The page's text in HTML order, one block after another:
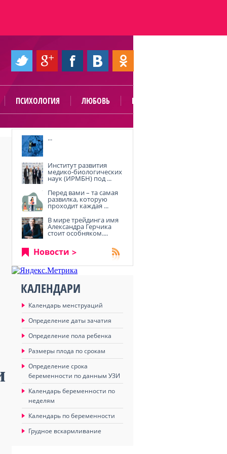
ПСИХОЛОГИЯ ЛЮБОВЬ ПОЛЕЗНО
...
Институт развития
медико-биологических
наук (ИРМБН) под ...
Перед вами – та самая
развилка, которую
проходит каждая ...
В мире трейдинга имя
Александра Герчика
стоит особняком....
Новости
КАЛЕНДАРИ
Календарь менструаций
Определение даты зачатия
Определение пола ребенка
Размеры плода по срокам
Определение срока
беременности по данным УЗИ
Календарь беременности по
неделям
Календарь по беременности
Грудное вскармливание